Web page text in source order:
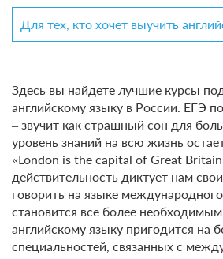
Для тех, кто хочет выучить
Здесь вы найдете лучшие курсы
английскому языку в России. ЕГЭ
– звучит как страшный сон для
уровень знаний на всю жизнь
«London is the capital of Great
действительность диктует нам
говорить на языке
становится все более
английскому языку пригодится на
специальностей, связанных с